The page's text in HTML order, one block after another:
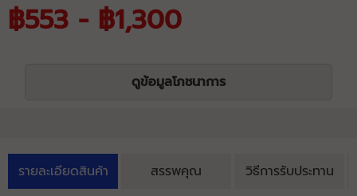
฿553 - ฿1,300
ดูข้อมูลโภชนาการ
รายละเอียดสินค้า สรรพคุณ วิธีการรับประทาน